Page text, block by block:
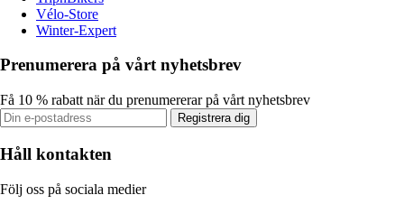
Vélo-Store
Winter-Expert
Prenumerera på vårt nyhetsbrev
Få 10 % rabatt när du prenumererar på vårt nyhetsbrev
Registrera dig
Håll kontakten
Följ oss på sociala medier